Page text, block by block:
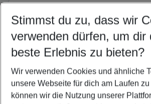
Wähle deinen Abflughafen
Beliebiger Abflughafen
Wähle deinen Reisezeitraum
5-8 Nächte
2 Erwachsene Keine Kinder
Mehr Filter anzeigen
Stimmst du zu, dass wir
verwenden dürfen, um dir
beste Erlebnis zu bieten?
Wir verwenden Cookies und ähnliche
unsere Webseite für dich am Laufen
können wir die Nutzung unserer